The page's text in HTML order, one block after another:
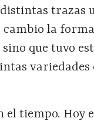
trazas
la forma
que tuvo
variedades
el tiempo. Hoy